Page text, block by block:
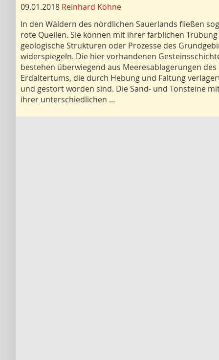
09.01.2018 Reinhard Köhne
In den Wäldern des nördlichen Sauerlands fließen
rote Quellen. Sie können mit ihrer farblichen Trübung
geologische Strukturen oder Prozesse des
widerspiegeln. Die hier vorhandenen
bestehen überwiegend aus Meeresablagerungen des
Erdaltertums, die durch Hebung und Faltung
und gestört worden sind. Die Sand- und Tonsteine
ihrer unterschiedlichen …